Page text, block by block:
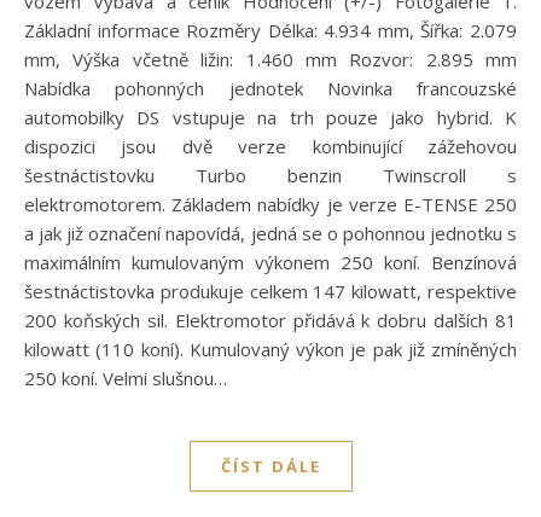
Základní informace Rozměry Délka: 4.934 mm, Šířka: 2.079
mm, Výška včetně ližin: 1.460 mm Rozvor: 2.895 mm
Nabídka pohonných jednotek Novinka francouzské
automobilky DS vstupuje na trh pouze jako hybrid. K
dispozici jsou dvě verze kombinující zážehovou
šestnáctistovku Turbo benzin Twinscroll s
elektromotorem. Základem nabídky je verze E-TENSE 250
a jak již označení napovídá, jedná se o pohonnou jednotku s
maximálním kumulovaným výkonem 250 koní. Benzínová
šestnáctistovka produkuje celkem 147 kilowatt, respektive
200 koňských sil. Elektromotor přidává k dobru dalších 81
kilowatt (110 koní). Kumulovaný výkon je pak již zmíněných
250 koní. Velmi slušnou…
ČÍST DÁLE